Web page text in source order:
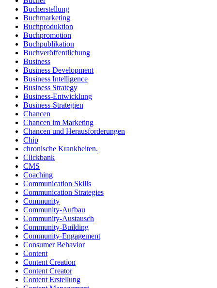
Bucherstellung
Buchmarketing
Buchproduktion
Buchpromotion
Buchpublikation
Buchveröffentlichung
Business
Business Development
Business Intelligence
Business Strategy
Business-Entwicklung
Business-Strategien
Chancen
Chancen im Marketing
Chancen und Herausforderungen
Chip
chronische Krankheiten.
Clickbank
CMS
Coaching
Communication Skills
Communication Strategies
Community
Community-Aufbau
Community-Austausch
Community-Building
Community-Engagement
Consumer Behavior
Content
Content Creation
Content Creator
Content Erstellung